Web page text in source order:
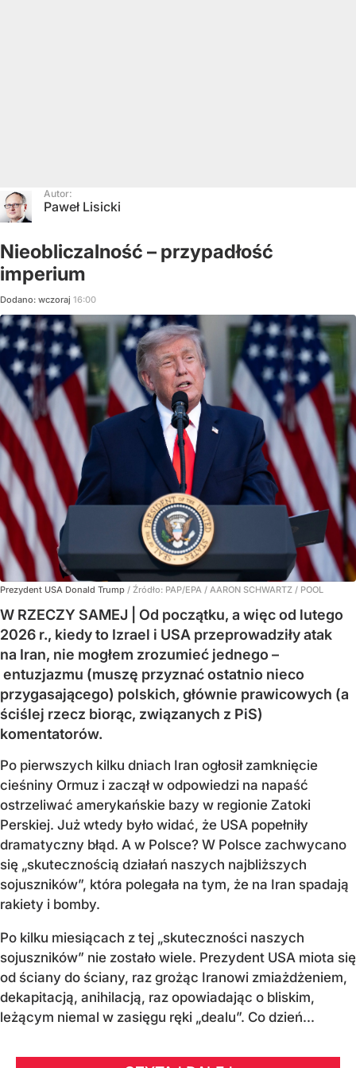
Autor:
Paweł Lisicki
Nieobliczalność – przypadłość
imperium
Dodano: wczoraj 16:00
Prezydent USA Donald Trump / Źródło: PAP/EPA / AARON SCHWARTZ / POOL
W RZECZY SAMEJ | Od początku, a więc od lutego
2026 r., kiedy to Izrael i USA przeprowadziły atak
na Iran, nie mogłem zrozumieć jednego –
entuzjazmu (muszę przyznać ostatnio nieco
przygasającego) polskich, głównie prawicowych (a
ściślej rzecz biorąc, związanych z PiS)
komentatorów.
Po pierwszych kilku dniach Iran ogłosił zamknięcie
cieśniny Ormuz i zaczął w odpowiedzi na napaść
ostrzeliwać amerykańskie bazy w regionie Zatoki
Perskiej. Już wtedy było widać, że USA popełniły
dramatyczny błąd. A w Polsce? W Polsce zachwycano
się „skutecznością działań naszych najbliższych
sojuszników”, która polegała na tym, że na Iran spadają
rakiety i bomby.
Po kilku miesiącach z tej „skuteczności naszych
sojuszników” nie zostało wiele. Prezydent USA miota się
od ściany do ściany, raz grożąc Iranowi zmiażdżeniem,
dekapitacją, anihilacją, raz opowiadając o bliskim,
leżącym niemal w zasięgu ręki „dealu”. Co dzień...